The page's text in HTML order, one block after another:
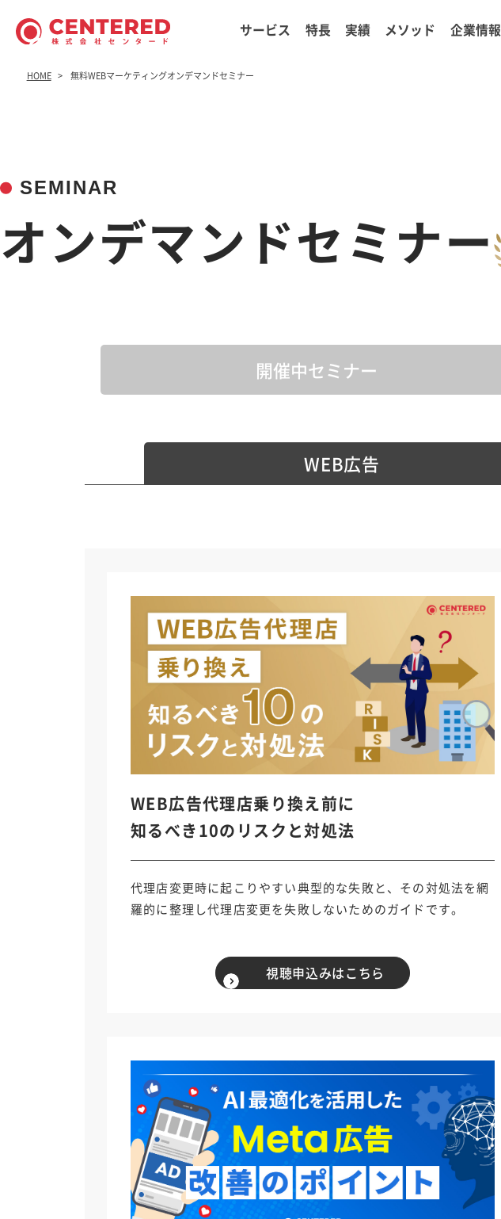
サービス 特長 実績 メソッド 企業情報
HOME 無料WEBマーケティングオンデマンドセミナー
SEMINAR
オンデマンドセミナー
開催中セミナー
WEB広告
WEB広告代理店乗り換え前に
知るべき10のリスクと対処法
代理店変更時に起こりやすい典型的な失敗と、その対処法を網
羅的に整理し代理店変更を失敗しないためのガイドです。
視聴申込みはこちら